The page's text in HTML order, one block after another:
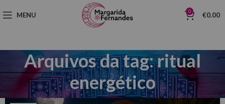
MENU 0 €0.00
Arquivos da tag: ritual
energético